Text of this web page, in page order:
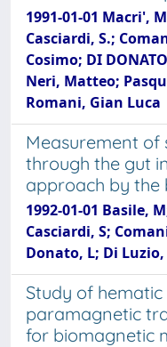
1991-01-01 Macri',
Casciardi, S.;
Cosimo; DI
Neri, Matteo;
Romani, Gian Luca
Measurement
through the gut
approach by the
1992-01-01 Basile,
Casciardi, S;
Donato, L; Di
Study of
paramagnetic
for biomagnetic